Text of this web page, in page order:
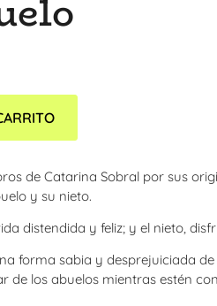
de Catarina Sobral por sus
y su nieto.
distendida y feliz; y el nieto,
forma sabia y desprejuiciada
de los abuelos mientras estén